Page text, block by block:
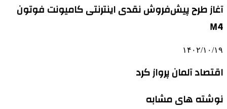
آغاز طرح پیش‌فروش نقدی اینترنتی کامیونت فوتون
M4
۱۴۰۲/۱۰/۱۹
اقتصاد آلمان پرواز کرد
نوشته های مشابه